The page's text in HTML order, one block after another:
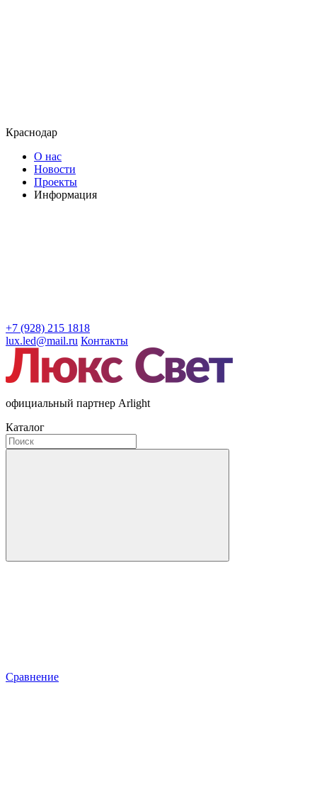
Краснодар
О нас
Новости
Проекты
Информация
+7 (928) 215 1818
lux.led@mail.ru Контакты
официальный партнер Arlight
Каталог
Сравнение